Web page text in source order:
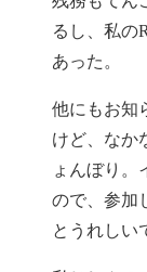
るし、私の
あった。
他にもお知
けど、なか
ょんぼり。
ので、参加
とうれしい